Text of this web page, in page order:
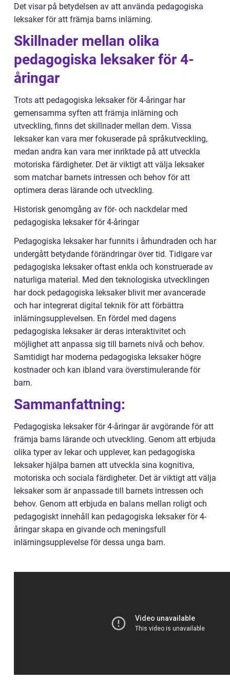
Det visar på betydelsen av att använda pedagogiska
leksaker för att främja barns inlärning.
Skillnader mellan olika
pedagogiska leksaker för 4-
åringar
Trots att pedagogiska leksaker för 4-åringar har
gemensamma syften att främja inlärning och
utveckling, finns det skillnader mellan dem. Vissa
leksaker kan vara mer fokuserade på språkutveckling,
medan andra kan vara mer inriktade på att utveckla
motoriska färdigheter. Det är viktigt att välja leksaker
som matchar barnets intressen och behov för att
optimera deras lärande och utveckling.
Historisk genomgång av för- och nackdelar med
pedagogiska leksaker för 4-åringar
Pedagogiska leksaker har funnits i århundraden och har
undergått betydande förändringar över tid. Tidigare var
pedagogiska leksaker oftast enkla och konstruerade av
naturliga material. Med den teknologiska utvecklingen
har dock pedagogiska leksaker blivit mer avancerade
och har integrerat digital teknik för att förbättra
inlärningsupplevelsen. En fördel med dagens
pedagogiska leksaker är deras interaktivitet och
möjlighet att anpassa sig till barnets nivå och behov.
Samtidigt har moderna pedagogiska leksaker högre
kostnader och kan ibland vara överstimulerande för
barn.
Sammanfattning:
Pedagogiska leksaker för 4-åringar är avgörande för att
främja barns lärande och utveckling. Genom att erbjuda
olika typer av lekar och upplever, kan pedagogiska
leksaker hjälpa barnen att utveckla sina kognitiva,
motoriska och sociala färdigheter. Det är viktigt att välja
leksaker som är anpassade till barnets intressen och
behov. Genom att erbjuda en balans mellan roligt och
pedagogiskt innehåll kan pedagogiska leksaker för 4-
åringar skapa en givande och meningsfull
inlärningsupplevelse för dessa unga barn.